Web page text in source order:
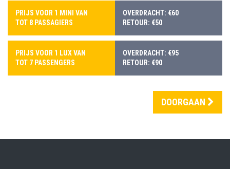
PRIJS VOOR 1 MINI VAN
TOT 8 PASSAGIERS
OVERDRACHT: €60
RETOUR: €50
PRIJS VOOR 1 LUX VAN
TOT 7 PASSENGERS
OVERDRACHT: €95
RETOUR: €90
DOORGAAN